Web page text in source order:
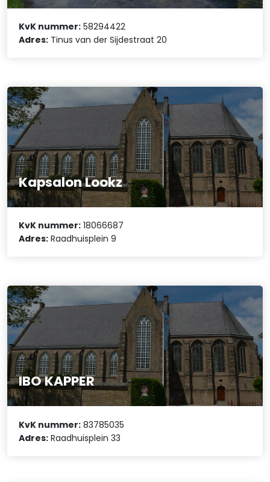
KvK nummer: 58294422
Adres: Tinus van der Sijdestraat 20
Kapsalon Lookz
KvK nummer: 18066687
Adres: Raadhuisplein 9
IBO KAPPER
KvK nummer: 83785035
Adres: Raadhuisplein 33